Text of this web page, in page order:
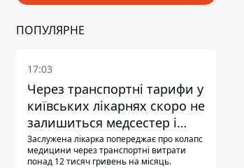
ПОПУЛЯРНЕ
17:03
Через транспортні тарифи у
київських лікарнях скоро не
залишиться медсестер і
санітарок - професор
Голубовська
Заслужена лікарка попереджає про колапс
медицини через транспортні витрати
понад 12 тисяч гривень на місяць.